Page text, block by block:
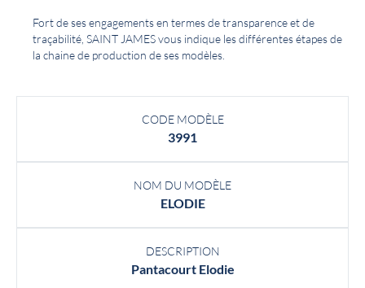
Fort de ses engagements en termes de transparence et de
traçabilité, SAINT JAMES vous indique les différentes étapes de
la chaine de production de ses modèles.
CODE MODÈLE
3991
NOM DU MODÈLE
ELODIE
DESCRIPTION
Pantacourt Elodie